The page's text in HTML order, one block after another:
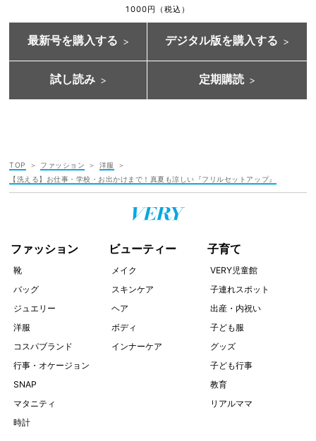
1000円（税込）
最新号を購入する デジタル版を購入する
試し読み 定期購読
TOP ファッション
洋服
【洗える】お仕事・学校・お出かけまで！真夏も涼しい『フリルセットアップ』
ファッション
靴
バッグ
ジュエリー
洋服
コスパブランド
行事・オケージョン
SNAP
マタニティ
時計
ビューティー
メイク
スキンケア
ヘア
ボディ
インナーケア
子育て
VERY児童館
子連れスポット
出産・内祝い
子ども服
グッズ
子ども行事
教育
リアルママ